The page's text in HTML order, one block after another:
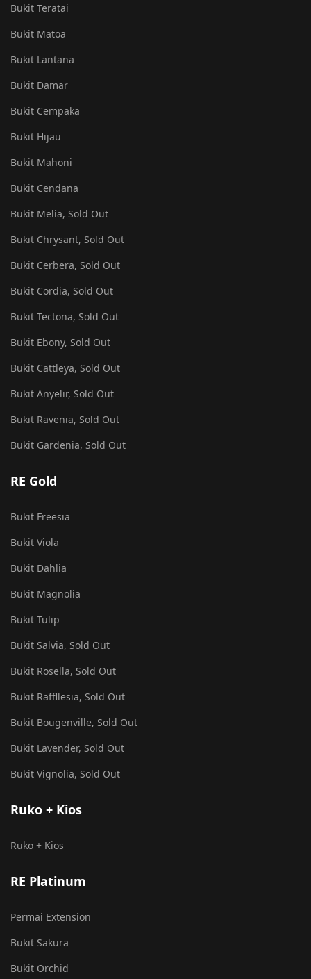
Bukit Teratai
Bukit Matoa
Bukit Lantana
Bukit Damar
Bukit Cempaka
Bukit Hijau
Bukit Mahoni
Bukit Cendana
Bukit Melia, Sold Out
Bukit Chrysant, Sold Out
Bukit Cerbera, Sold Out
Bukit Cordia, Sold Out
Bukit Tectona, Sold Out
Bukit Ebony, Sold Out
Bukit Cattleya, Sold Out
Bukit Anyelir, Sold Out
Bukit Ravenia, Sold Out
Bukit Gardenia, Sold Out
RE Gold
Bukit Freesia
Bukit Viola
Bukit Dahlia
Bukit Magnolia
Bukit Tulip
Bukit Salvia, Sold Out
Bukit Rosella, Sold Out
Bukit Raffllesia, Sold Out
Bukit Bougenville, Sold Out
Bukit Lavender, Sold Out
Bukit Vignolia, Sold Out
Ruko + Kios
Ruko + Kios
RE Platinum
Permai Extension
Bukit Sakura
Bukit Orchid